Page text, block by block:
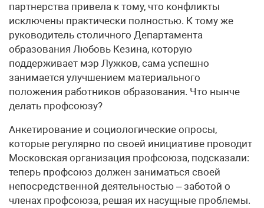
партнерства привела к тому, что конфликты
исключены практически полностью. К тому же
руководитель столичного Департамента
образования Любовь Кезина, которую
поддерживает мэр Лужков, сама успешно
занимается улучшением материального
положения работников образования. Что нынче
делать профсоюзу?
Анкетирование и социологические опросы,
которые регулярно по своей инициативе проводит
Московская организация профсоюза, подсказали:
теперь профсоюз должен заниматься своей
непосредственной деятельностью – заботой о
членах профсоюза, решая их насущные проблемы.